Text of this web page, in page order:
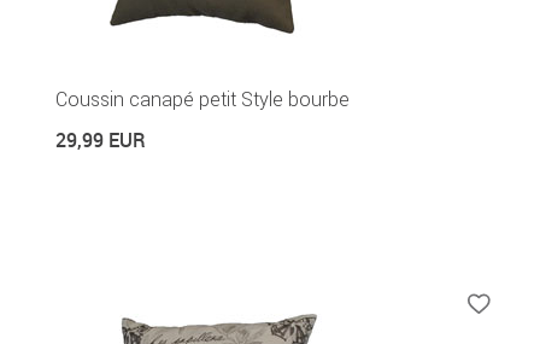
Coussin canapé petit Style bourbe
29,99 EUR